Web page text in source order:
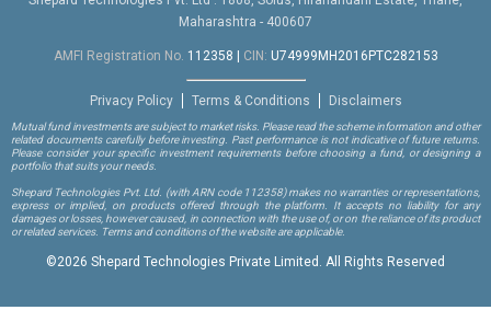
Maharashtra - 400607
AMFI Registration No. 112358 | CIN: U74999MH2016PTC282153
Privacy Policy Terms & Conditions Disclaimers
Mutual fund investments are subject to market risks. Please read the scheme information and other
related documents carefully before investing. Past performance is not indicative of future returns.
Please consider your specific investment requirements before choosing a fund, or designing a
portfolio that suits your needs.
Shepard Technologies Pvt. Ltd. (with ARN code 112358)makes no warranties or representations,
express or implied, on products offered through the platform. It accepts no liability for any
damages or losses, however caused, in connection with the use of, or on the reliance of its product
or related services. Terms and conditions of the website are applicable.
©2026 Shepard Technologies Private Limited. All Rights Reserved